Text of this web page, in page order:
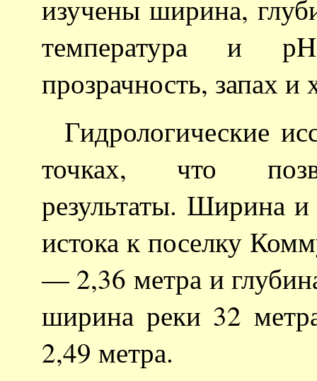
изучены ширина,
температура и
прозрачность, запах и
Гидрологические
точках, что
результаты. Ширина и
истока к поселку
— 2,36 метра и
ширина реки 32
2,49 метра.